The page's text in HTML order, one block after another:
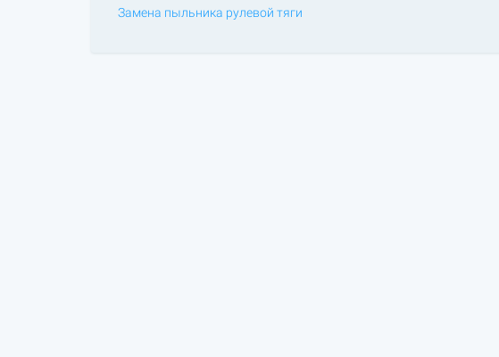
Замена пыльника рулевой тяги